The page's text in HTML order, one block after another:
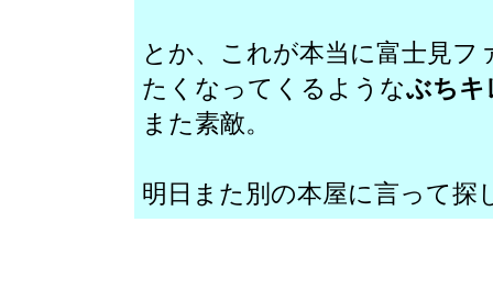
とか、これが本当に富士見
たくなってくるようなぶちキ
また素敵。
明日また別の本屋に言って探